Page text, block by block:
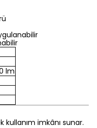
lm
kullanım imkânı sunar.